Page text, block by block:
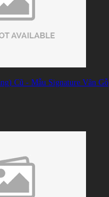
Cũ - Mẫu Signature Vân Gỗ